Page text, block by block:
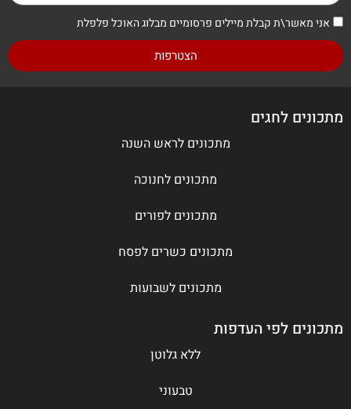
אני מאשר\ת קבלת מיילים פרסומיים מבלוג האוכל פלפלת
הצטרפות
מתכונים לחגים
מתכונים לראש השנה
מתכונים לחנוכה
מתכונים לפורים
מתכונים כשרים לפסח
מתכונים לשבועות
מתכונים לפי העדפות
ללא גלוטן
טבעוני